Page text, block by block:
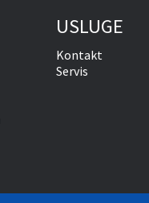
USLUGE
Kontakt
Servis